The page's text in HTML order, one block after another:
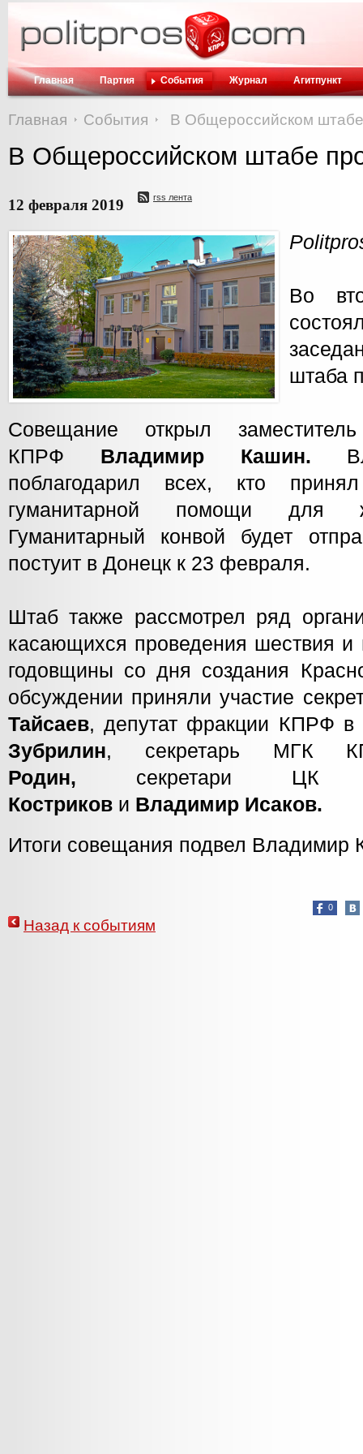
Главная Партия События Журнал Агитпункт
Главная События В Общероссийском
В Общероссийском штабе
12 февраля 2019 rss лента
Во
штаба
Совещание открыл
КПРФ Владимир Кашин.
поблагодарил всех, кто
гуманитарной помощи для
Гуманитарный конвой будет
постуит в Донецк к 23 февраля.
Штаб также рассмотрел ряд
касающихся проведения шествия и
годовщины со дня создания
обсуждении приняли участие
Тайсаев, депутат фракции КПРФ
Зубрилин, секретарь
Родин, секретари
Костриков и Владимир Исаков.
Итоги совещания подвел Владимир
0
Назад к событиям